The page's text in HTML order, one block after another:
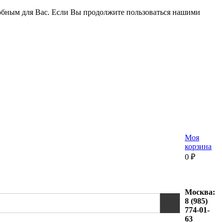
для Вас. Если Вы продолжите пользоваться нашими
Моя
корзина
0 ₽
Москва:
8 (985)
774-01-
63